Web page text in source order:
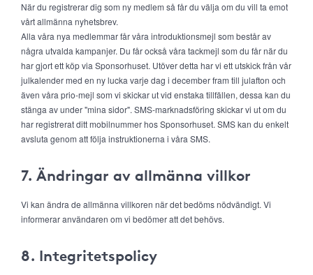
När du registrerar dig som ny medlem så får du välja om du vill ta emot
vårt allmänna nyhetsbrev.
Alla våra nya medlemmar får våra introduktionsmejl som består av
några utvalda kampanjer. Du får också våra tackmejl som du får när du
har gjort ett köp via Sponsorhuset. Utöver detta har vi ett utskick från vår
julkalender med en ny lucka varje dag i december fram till julafton och
även våra prio-mejl som vi skickar ut vid enstaka tillfällen, dessa kan du
stänga av under "mina sidor". SMS-marknadsföring skickar vi ut om du
har registrerat ditt mobilnummer hos Sponsorhuset. SMS kan du enkelt
avsluta genom att följa instruktionerna i våra SMS.
7. Ändringar av allmänna villkor
Vi kan ändra de allmänna villkoren när det bedöms nödvändigt. Vi
informerar användaren om vi bedömer att det behövs.
8. Integritetspolicy